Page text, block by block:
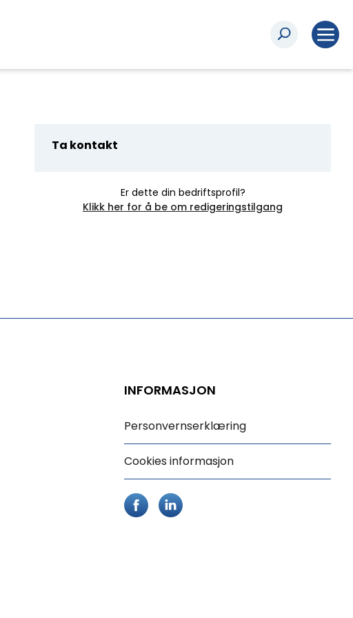
Ta kontakt
Er dette din bedriftsprofil?
Klikk her for å be om redigeringstilgang
INFORMASJON
Personvernserklæring
Cookies informasjon